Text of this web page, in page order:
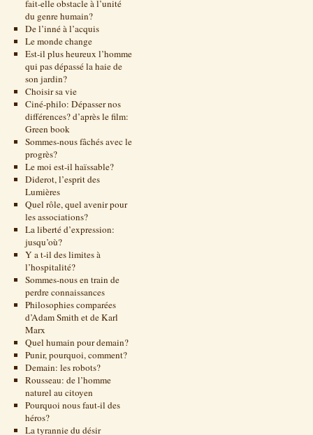
fait-elle obstacle à l’unité
du genre humain?
De l’inné à l’acquis
Le monde change
Est-il plus heureux l’homme
qui pas dépassé la haie de
son jardin?
Choisir sa vie
Ciné-philo: Dépasser nos
différences? d’après le film:
Green book
Sommes-nous fâchés avec le
progrès?
Le moi est-il haïssable?
Diderot, l’esprit des
Lumières
Quel rôle, quel avenir pour
les associations?
La liberté d’expression:
jusqu’où?
Y a t-il des limites à
l’hospitalité?
Sommes-nous en train de
perdre connaissances
Philosophies comparées
d’Adam Smith et de Karl
Marx
Quel humain pour demain?
Punir, pourquoi, comment?
Demain: les robots?
Rousseau: de l’homme
naturel au citoyen
Pourquoi nous faut-il des
héros?
La tyrannie du désir